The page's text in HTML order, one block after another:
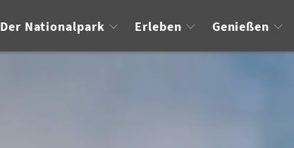
Der Nationalpark Erleben Genießen